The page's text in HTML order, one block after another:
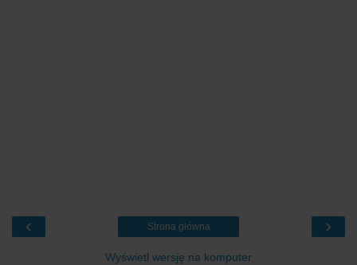
‹ ›
Strona główna
Wyświetl wersję na komputer